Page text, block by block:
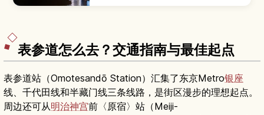
表参道怎么去？交通指南与最佳起点
表参道站（Omotesandō Station）汇集了东京Metro银座
线、千代田线和半藏门线三条线路，是街区漫步的理想起点。
周边还可从明治神宫前〈原宿〉站（Meiji-